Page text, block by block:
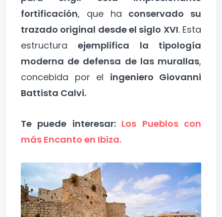
fortificación, que ha conservado su
trazado original desde el siglo XVI. Esta
estructuraejemplifica la tipología
moderna de defensa de las murallas,
concebida por el ingeniero Giovanni
Battista Calvi.
Te puede interesar: Los Pueblos con
más Encanto en Ibiza.